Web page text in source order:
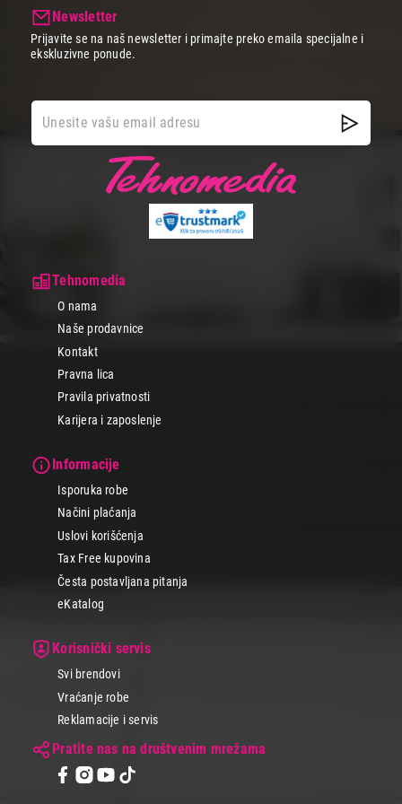
Tehnomedia
O nama
Naše prodavnice
Kontakt
Pravna lica
Pravila privatnosti
Karijera i zaposlenje
Informacije
Isporuka robe
Načini plaćanja
Uslovi korišćenja
Tax Free kupovina
Česta postavljana pitanja
eKatalog
Korisnički servis
Svi brendovi
Vraćanje robe
Reklamacije i servis
Pratite nas na društvenim mrežama
Newsletter
Prijavite se na naš newsletter i primajte preko emaila specijalne i
ekskluzivne ponude.